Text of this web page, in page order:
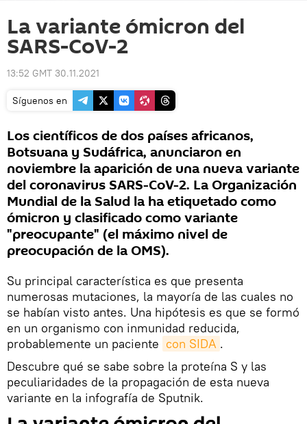
La variante ómicron del
SARS-CoV-2
13:52 GMT 30.11.2021
Síguenos en
Los científicos de dos países africanos,
Botsuana y Sudáfrica, anunciaron en
noviembre la aparición de una nueva variante
del coronavirus SARS-CoV-2. La Organización
Mundial de la Salud la ha etiquetado como
ómicron y clasificado como variante
"preocupante" (el máximo nivel de
preocupación de la OMS).
Su principal característica es que presenta
numerosas mutaciones, la mayoría de las cuales no
se habían visto antes. Una hipótesis es que se formó
en un organismo con inmunidad reducida,
probablemente un paciente con SIDA .
Descubre qué se sabe sobre la proteína S y las
peculiaridades de la propagación de esta nueva
variante en la infografía de Sputnik.